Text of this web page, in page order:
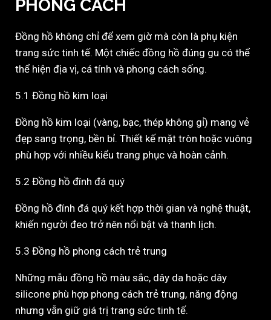
PHONG CÁCH
Đồng hồ không chỉ để xem giờ mà còn là phụ kiện
trang sức tinh tế. Một chiếc đồng hồ đúng gu có thể
thể hiện địa vị, cá tính và phong cách sống.
5.1 Đồng hồ kim loại
Đồng hồ kim loại (vàng, bạc, thép không gỉ) mang vẻ
đẹp sang trọng, bền bỉ. Thiết kế mặt tròn hoặc vuông
phù hợp với nhiều kiểu trang phục và hoàn cảnh.
5.2 Đồng hồ đính đá quý
Đồng hồ đính đá quý kết hợp thời gian và nghệ thuật,
khiến người đeo trở nên nổi bật và thanh lịch.
5.3 Đồng hồ phong cách trẻ trung
Những mẫu đồng hồ màu sắc, dây da hoặc dây
silicone phù hợp phong cách trẻ trung, năng động
nhưng vẫn giữ giá trị trang sức tinh tế.